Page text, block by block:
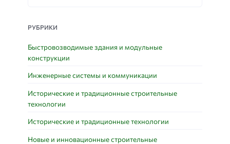
РУБРИКИ
Быстровозводимые здания и модульные
конструкции
Инженерные системы и коммуникации
Исторические и традиционные строительные
технологии
Исторические и традиционные технологии
Новые и инновационные строительные